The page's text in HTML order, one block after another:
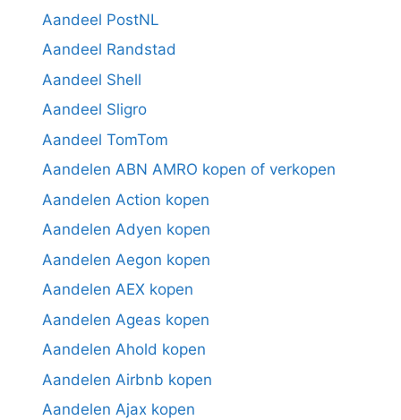
Aandeel PostNL
Aandeel Randstad
Aandeel Shell
Aandeel Sligro
Aandeel TomTom
Aandelen ABN AMRO kopen of verkopen
Aandelen Action kopen
Aandelen Adyen kopen
Aandelen Aegon kopen
Aandelen AEX kopen
Aandelen Ageas kopen
Aandelen Ahold kopen
Aandelen Airbnb kopen
Aandelen Ajax kopen